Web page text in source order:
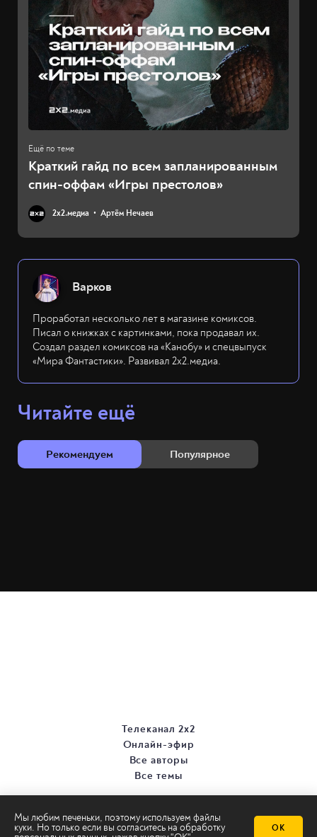
Краткий гайд по всем запланированным
спин-оффам «Игры престолов»
2х2.медиа Артём Нечаев
Варков
Проработал несколько лет в магазине комиксов.
Писал о книжках с картинками, пока продавал их.
Создал раздел комиксов на «Канобу» и спецвыпуск
«Мира Фантастики». Развивал 2х2.медиа.
Читайте ещё
Рекомендуем Популярное
Мы любим печеньки, поэтому используем файлы
куки. Но только если вы согласитесь на обработку
ОК
Телеканал 2х2
Онлайн-эфир
Все авторы
Все темы